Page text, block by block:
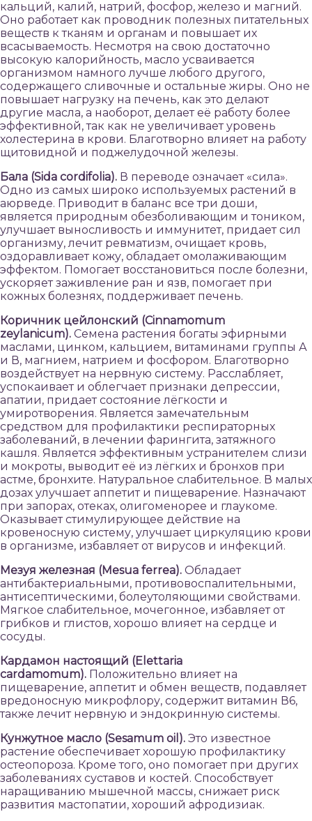
кальций, калий, натрий, фосфор, железо и магний.
Оно работает как проводник полезных питательных
веществ к тканям и органам и повышает их
всасываемость. Несмотря на свою достаточно
высокую калорийность, масло усваивается
организмом намного лучше любого другого,
содержащего сливочные и остальные жиры. Оно не
повышает нагрузку на печень, как это делают
другие масла, а наоборот, делает её работу более
эффективной, так как не увеличивает уровень
холестерина в крови. Благотворно влияет на работу
щитовидной и поджелудочной железы.
Бала (Sida cordifolia). В переводе означает «сила».
Одно из самых широко используемых растений в
аюрведе. Приводит в баланс все три доши,
является природным обезболивающим и тоником,
улучшает выносливость и иммунитет, придает сил
организму, лечит ревматизм, очищает кровь,
оздоравливает кожу, обладает омолаживающим
эффектом. Помогает восстановиться после болезни,
ускоряет заживление ран и язв, помогает при
кожных болезнях, поддерживает печень.
Коричник цейлонский (Cinnamomum
zeylanicum). Семена растения богаты эфирными
маслами, цинком, кальцием, витаминами группы А
и В, магнием, натрием и фосфором. Благотворно
воздействует на нервную систему. Расслабляет,
успокаивает и облегчает признаки депрессии,
апатии, придает состояние лёгкости и
умиротворения. Является замечательным
средством для профилактики респираторных
заболеваний, в лечении фарингита, затяжного
кашля. Является эффективным устранителем слизи
и мокроты, выводит её из лёгких и бронхов при
астме, бронхите. Натуральное слабительное. В малых
дозах улучшает аппетит и пищеварение. Назначают
при запорах, отеках, олигоменорее и глаукоме.
Оказывает стимулирующее действие на
кровеносную систему, улучшает циркуляцию крови
в организме, избавляет от вирусов и инфекций.
Мезуя железная (Mesua ferrea). Обладает
антибактериальными, противовоспалительными,
антисептическими, болеутоляющими свойствами.
Мягкое слабительное, мочегонное, избавляет от
грибков и глистов, хорошо влияет на сердце и
сосуды.
Кардамон настоящий (Elettaria
cardamomum). Положительно влияет на
пищеварение, аппетит и обмен веществ, подавляет
вредоносную микрофлору, содержит витамин В6,
также лечит нервную и эндокринную системы.
Кунжутное масло (Sesamum oil). Это известное
растение обеспечивает хорошую профилактику
остеопороза. Кроме того, оно помогает при других
заболеваниях суставов и костей. Способствует
наращиванию мышечной массы, снижает риск
развития мастопатии, хороший афродизиак.